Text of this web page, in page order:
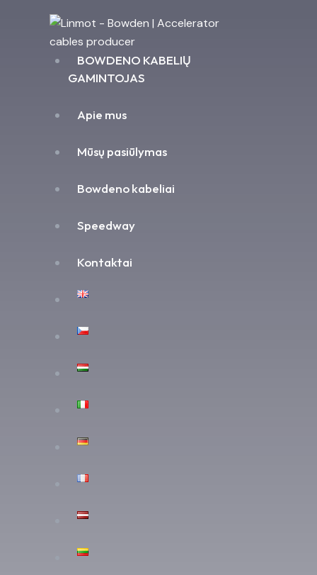
BOWDENO KABELIŲ
GAMINTOJAS
Apie mus
Mūsų pasiūlymas
Bowdeno kabeliai
Speedway
Kontaktai